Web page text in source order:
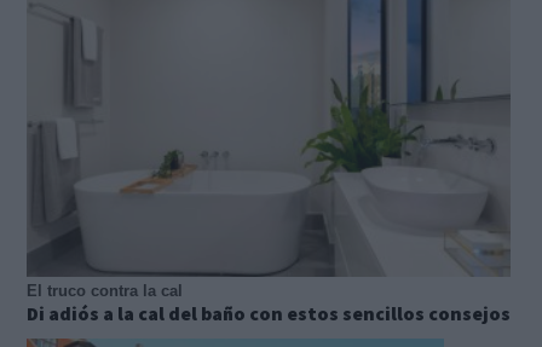
El truco contra la cal
Di adiós a la cal del baño con estos sencillos consejos